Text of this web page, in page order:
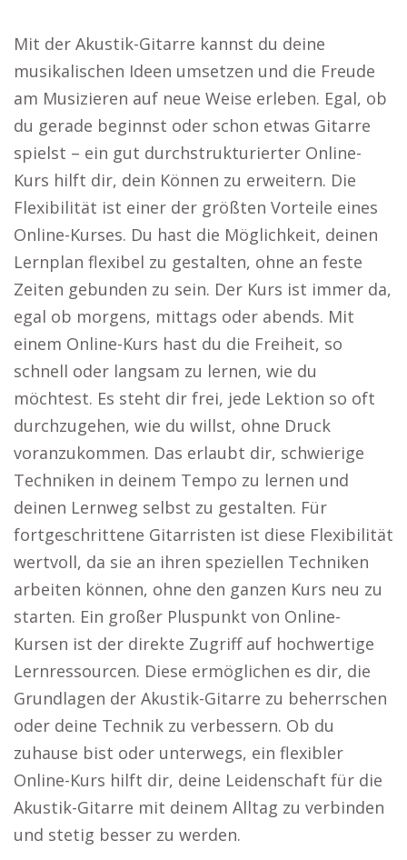
Mit der Akustik-Gitarre kannst du deine
musikalischen Ideen umsetzen und die Freude
am Musizieren auf neue Weise erleben. Egal, ob
du gerade beginnst oder schon etwas Gitarre
spielst – ein gut durchstrukturierter Online-
Kurs hilft dir, dein Können zu erweitern. Die
Flexibilität ist einer der größten Vorteile eines
Online-Kurses. Du hast die Möglichkeit, deinen
Lernplan flexibel zu gestalten, ohne an feste
Zeiten gebunden zu sein. Der Kurs ist immer da,
egal ob morgens, mittags oder abends. Mit
einem Online-Kurs hast du die Freiheit, so
schnell oder langsam zu lernen, wie du
möchtest. Es steht dir frei, jede Lektion so oft
durchzugehen, wie du willst, ohne Druck
voranzukommen. Das erlaubt dir, schwierige
Techniken in deinem Tempo zu lernen und
deinen Lernweg selbst zu gestalten. Für
fortgeschrittene Gitarristen ist diese Flexibilität
wertvoll, da sie an ihren speziellen Techniken
arbeiten können, ohne den ganzen Kurs neu zu
starten. Ein großer Pluspunkt von Online-
Kursen ist der direkte Zugriff auf hochwertige
Lernressourcen. Diese ermöglichen es dir, die
Grundlagen der Akustik-Gitarre zu beherrschen
oder deine Technik zu verbessern. Ob du
zuhause bist oder unterwegs, ein flexibler
Online-Kurs hilft dir, deine Leidenschaft für die
Akustik-Gitarre mit deinem Alltag zu verbinden
und stetig besser zu werden.